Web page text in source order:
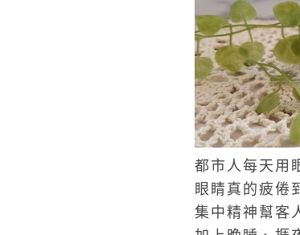
都市人每天用
眼睛真的疲倦
集中精神幫客